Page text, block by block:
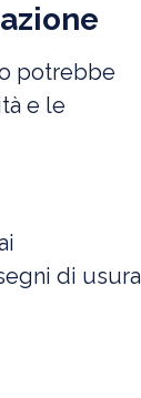
potrebbe
e le
di usura